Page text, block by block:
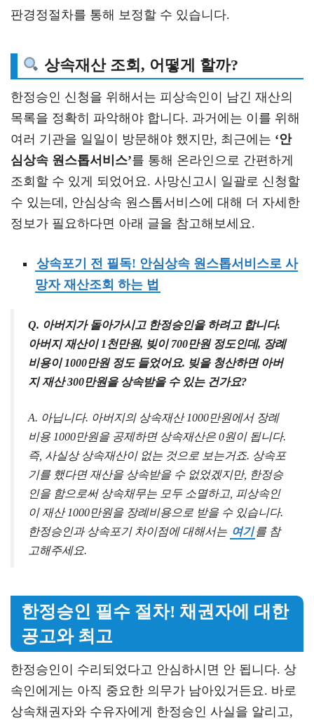
판경정절차를 통해 보정할 수 있습니다.
상속재산 조회, 어떻게 할까?
한정승인 신청을 위해서는 피상속인이 남긴 재산의
목록을 정확히 파악해야 합니다. 과거에는 이를 위해
여러 기관을 일일이 방문해야 했지만, 최근에는 ‘안
심상속 원스톱서비스’를 통해 온라인으로 간편하게
조회할 수 있게 되었어요. 사망신고시 일괄로 신청할
수 있는데, 안심상속 원스톱서비스에 대해 더 자세한
정보가 필요하다면 아래 글을 참고해보세요.
상속포기 전 필독! 안심상속 원스톱서비스로 사
망자 재산조회 하는 법
Q. 아버지가 돌아가시고 한정승인을 하려고 합니다.
아버지 재산이 1천만원, 빚이 700만원 정도인데, 장례
비용이 1000만원 정도 들었어요. 빚을 청산하면 아버
지 재산 300만원을 상속받을 수 있는 건가요?
A. 아닙니다. 아버지의 상속재산 1000만원에서 장례
비용 1000만원을 공제하면 상속재산은 0원이 됩니다.
즉, 사실상 상속재산이 없는 것으로 보는거죠. 상속포
기를 했다면 재산을 상속받을 수 없었겠지만, 한정승
인을 함으로써 상속채무는 모두 소멸하고, 피상속인
이 재산 1000만원을 장례비용으로 받을 수 있습니다.
한정승인과 상속포기 차이점에 대해서는 여기 를 참
고해주세요.
한정승인 필수 절차! 채권자에 대한
공고와 최고
한정승인이 수리되었다고 안심하시면 안 됩니다. 상
속인에게는 아직 중요한 의무가 남아있거든요. 바로
상속채권자와 수유자에게 한정승인 사실을 알리고,